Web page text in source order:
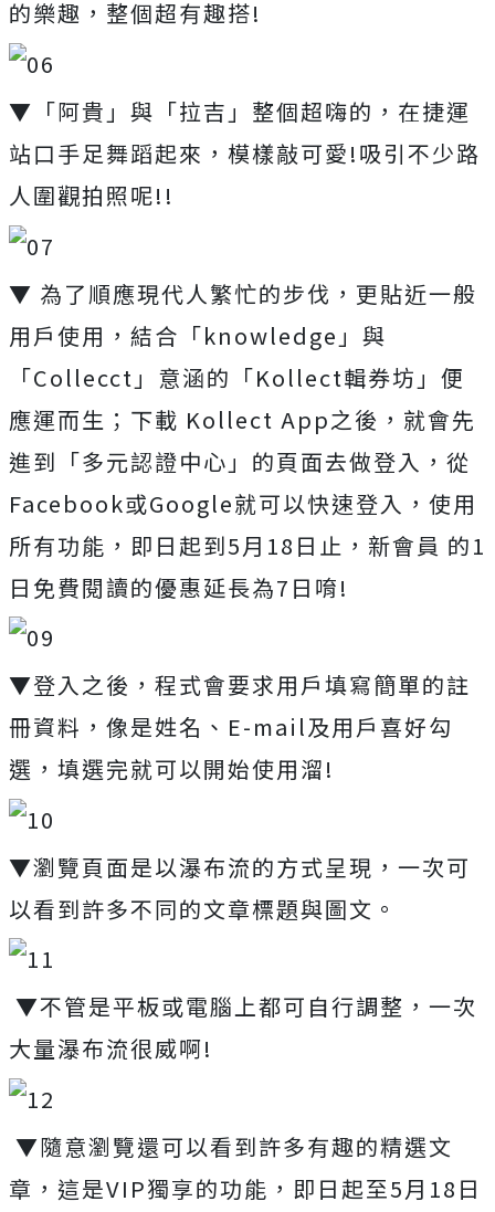
的樂趣，整個超有趣搭!
▼「阿貴」與「拉吉」整個超嗨的，在捷運
站口手足舞蹈起來，模樣敲可愛!吸引不少路
人圍觀拍照呢!!
▼ 為了順應現代人繁忙的步伐，更貼近一般
用戶使用，結合「knowledge」與
「Collecct」意涵的「Kollect輯券坊」便
應運而生；下載 Kollect App之後，就會先
進到「多元認證中心」的頁面去做登入，從
Facebook或Google就可以快速登入，使用
所有功能，即日起到5月18日止，新會員 的1
日免費閱讀的優惠延長為7日唷!
▼登入之後，程式會要求用戶填寫簡單的註
冊資料，像是姓名、E-mail及用戶喜好勾
選，填選完就可以開始使用溜!
▼瀏覽頁面是以瀑布流的方式呈現，一次可
以看到許多不同的文章標題與圖文。
▼不管是平板或電腦上都可自行調整，一次
大量瀑布流很威啊!
▼隨意瀏覽還可以看到許多有趣的精選文
章，這是VIP獨享的功能，即日起至5月18日